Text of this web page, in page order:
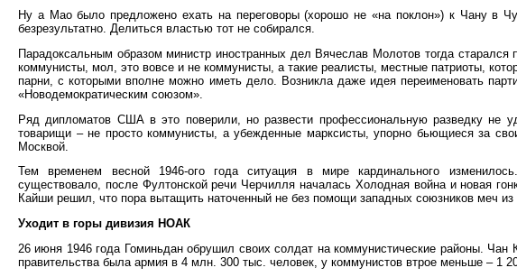
Ну а Мао было предложено ехать на переговоры (хорошо не «на поклон») к Чану в
безрезультатно. Делиться властью тот не собирался.
Парадоксальным образом министр иностранных дел Вячеслав Молотов тогда старался
коммунисты, мол, это вовсе и не коммунисты, а такие реалисты, местные патриоты,
парни, с которыми вполне можно иметь дело. Возникла даже идея переименовать
«Новодемократическим союзом».
Ряд дипломатов США в это поверили, но развести профессиональную разведку не
товарищи – не просто коммунисты, а убежденные марксисты, упорно бьющиеся за
Москвой.
Тем временем весной 1946-ого года ситуация в мире кардинального
существовало, после Фултонской речи Черчилля началась Холодная война и новая
Кайши решил, что пора вытащить наточенный не без помощи западных союзников меч из
Уходит в горы дивизия НОАК
26 июня 1946 года Гоминьдан обрушил своих солдат на коммунистические районы.
правительства была армия в 4 млн. 300 тыс. человек, у коммунистов втрое меньше – 1